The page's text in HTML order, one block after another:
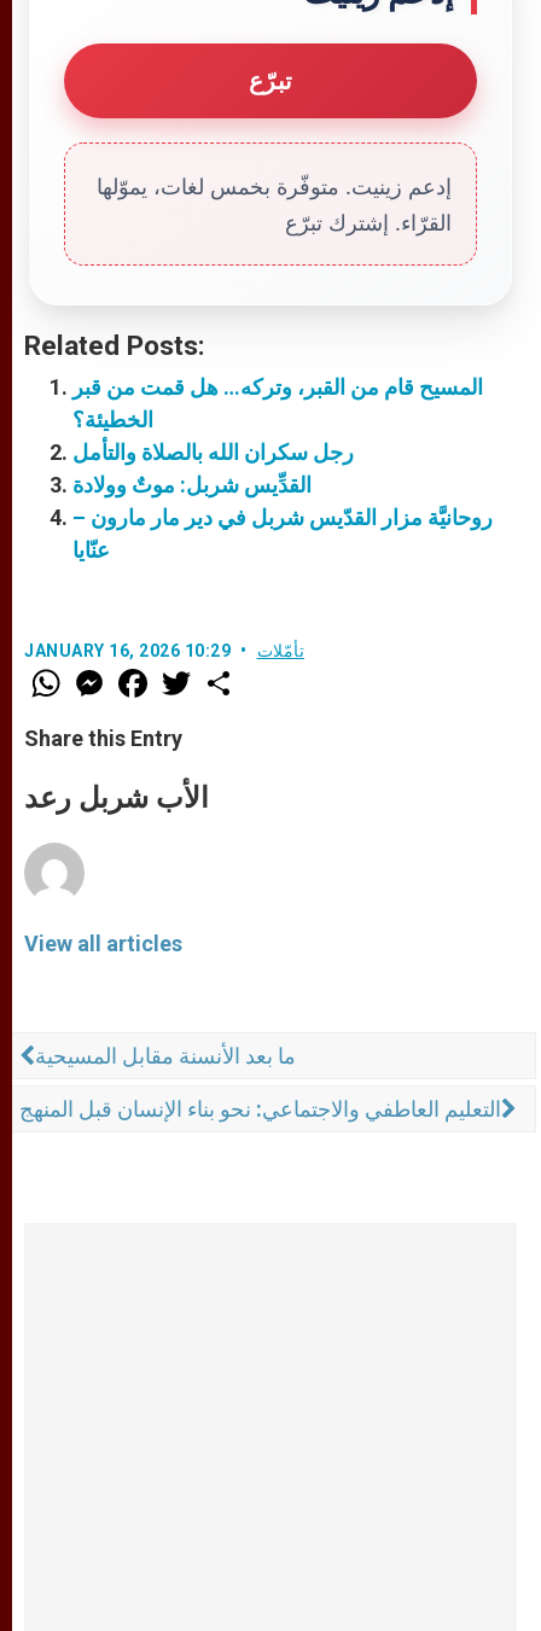
تبرّع
إدعم زينيت. متوفّرة بخمس لغات، يموّلها
القرّاء. إشترك تبرّع
Related Posts:
المسيح قام من القبر، وتركه… هل قمت من قبر
الخطيئة؟
رجل سكران الله بالصلاة والتأمل
القدِّيس شربل: موتٌ وولادة
روحانيَّة مزار القدّيس شربل في دير مار مارون –
عنّايا
JANUARY 16, 2026 10:29 تأمّلات
W
h
t
s
p
M
e
s
e
e
F
a
e
b
k
w
r
Share this Entry
الأب شربل رعد
View all articles
ما بعد الأنسنة مقابل المسيحية
التعليم العاطفي والاجتماعي: نحو بناء الإنسان قبل المنهج